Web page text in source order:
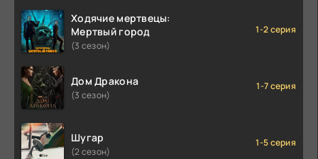
Ходячие мертвецы:
Мертвый город
(3 сезон)
1-2 серия
Дом Дракона
(3 сезон)
1-7 серия
Шугар
(2 сезон)
1-5 серия